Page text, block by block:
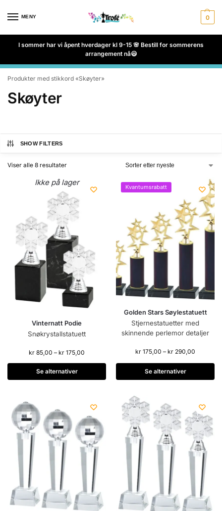
MENY 0
I sommer har vi åpent hverdager kl 9-15 🌸 Bestill for sommerens
arrangement nå😃
Produkter med stikkord «Skøyter»
Skøyter
SHOW FILTERS
Viser alle 8 resultater
Ikke på lager
Vinternatt Podie
Snøkrystallstatuett
kr 85,00 – kr 175,00
Se alternativer
Kvantumsrabatt
Golden Stars Søylestatuett
Stjernestatuetter med
skinnende perlemor detaljer
kr 175,00 – kr 290,00
Se alternativer